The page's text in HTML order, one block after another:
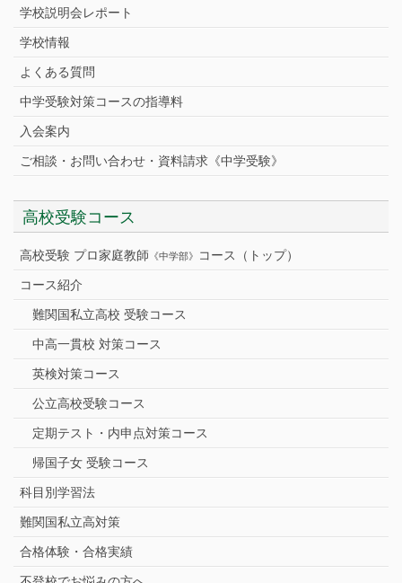
学校説明会レポート
学校情報
よくある質問
中学受験対策コースの指導料
入会案内
ご相談・お問い合わせ・資料請求《中学受験》
高校受験コース
高校受験 プロ家庭教師 《中学部》 コース（トップ）
コース紹介
難関国私立高校 受験コース
中高一貫校 対策コース
英検対策コース
公立高校受験コース
定期テスト・内申点対策コース
帰国子女 受験コース
科目別学習法
難関国私立高対策
合格体験・合格実績